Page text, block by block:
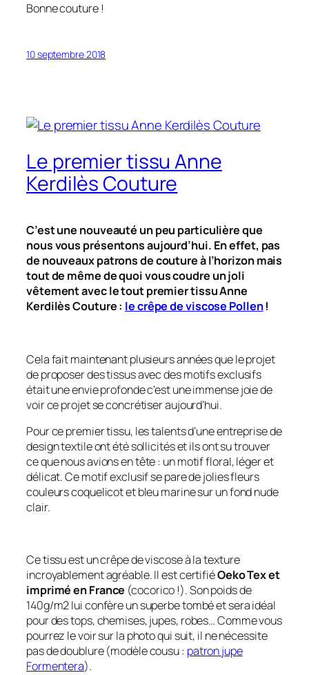
Bonne couture !
10 septembre 2018
Le premier tissu Anne
Kerdilès Couture
C’est une nouveauté un peu particulière que
nous vous présentons aujourd’hui. En effet, pas
de nouveaux patrons de couture à l’horizon mais
tout de même de quoi vous coudre un joli
vêtement avec le tout premier tissu Anne
Kerdilès Couture : le crêpe de viscose Pollen!
Cela fait maintenant plusieurs années que le projet
de proposer des tissus avec des motifs exclusifs
était une envie profonde c’est une immense joie de
voir ce projet se concrétiser aujourd’hui.
Pour ce premier tissu, les talents d’une entreprise de
design textile ont été sollicités et ils ont su trouver
ce que nous avions en tête : un motif floral, léger et
délicat. Ce motif exclusif se pare de jolies fleurs
couleurs coquelicot et bleu marine sur un fond nude
clair.
Ce tissu est un crêpe de viscose à la texture
incroyablement agréable. Il est certifiéOeko Tex et
imprimé en France (cocorico !). Son poids de
140g/m2 lui confère un superbe tombé et sera idéal
pour des tops, chemises, jupes, robes… Comme vous
pourrez le voir sur la photo qui suit, il ne nécessite
pas de doublure (modèle cousu : patron jupe
Formentera).